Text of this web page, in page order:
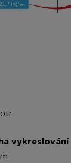
vykreslování